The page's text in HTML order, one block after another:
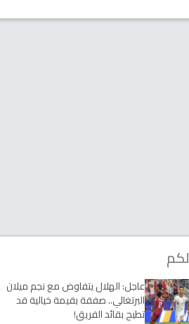
لكم
عاجل: الهلال يتفاوض مع نجم ميلان
البرتغالي.. صفقة بقيمة خيالية قد
تطيح بقائد الفريق!